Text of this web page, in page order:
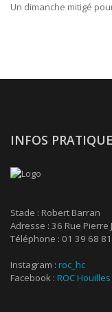
Un dimanche mitigé
INFOS
Stade : Robert Barran
Adresse : 36 Rue
Téléphone : 01 39 68
Instagram : roc_hc
Facebook : ROC